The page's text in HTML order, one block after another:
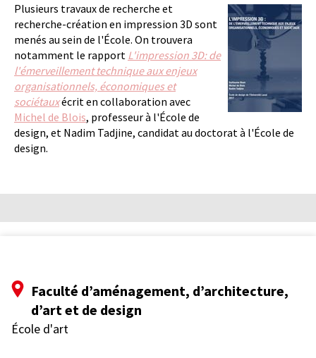
Plusieurs travaux de recherche et
recherche-création en impression 3D sont
menés au sein de l'École. On trouvera
notamment le rapport L'impression 3D: de
l'émerveillement technique aux enjeux
organisationnels, économiques et
sociétauxécrit en collaboration avec
Michel de Blois, professeur à l'École de
design, et Nadim Tadjine, candidat au doctorat à l'École de
design.
Faculté d’aménagement, d’architecture,
d’art et de design
École d'art